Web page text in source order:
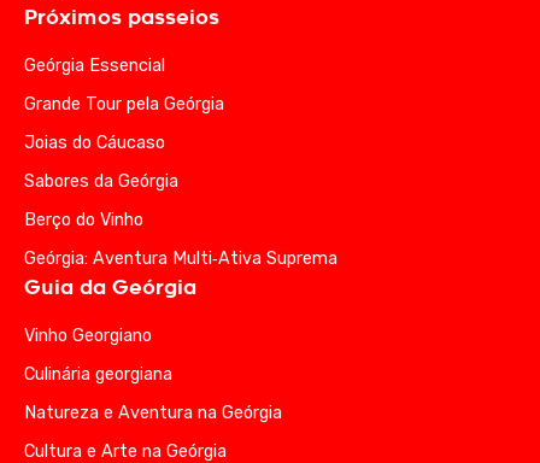
Próximos passeios
Geórgia Essencial
Grande Tour pela Geórgia
Joias do Cáucaso
Sabores da Geórgia
Berço do Vinho
Geórgia: Aventura Multi‑Ativa Suprema
Guia da Geórgia
Vinho Georgiano
Culinária georgiana
Natureza e Aventura na Geórgia
Cultura e Arte na Geórgia